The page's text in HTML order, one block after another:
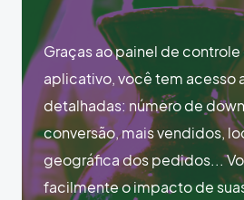
Graças ao painel de controle
aplicativo, você tem acesso
detalhadas: número de
conversão, mais vendidos,
geográfica dos pedidos...
facilmente o impacto de